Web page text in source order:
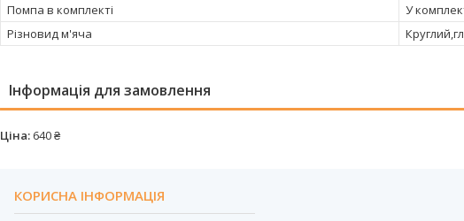
Помпа в комплекті
У
Різновид м'яча
Інформація для замовлення
Ціна: 640 ₴
КОРИСНА ІНФОРМАЦІЯ